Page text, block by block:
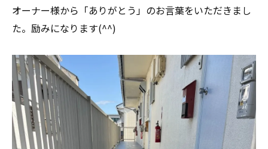
オーナー様から「ありがとう」のお言葉をいただきまし
た。励みになります(^^)